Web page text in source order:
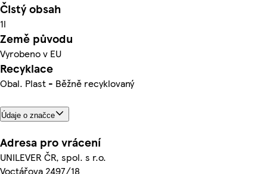
Čistý obsah
1l
Země původu
Vyrobeno v EU
Recyklace
Obal. Plast - Běžně recyklovaný
Údaje o značce
Adresa pro vrácení
UNILEVER ČR, spol. s r.o.
Voctářova 2497/18